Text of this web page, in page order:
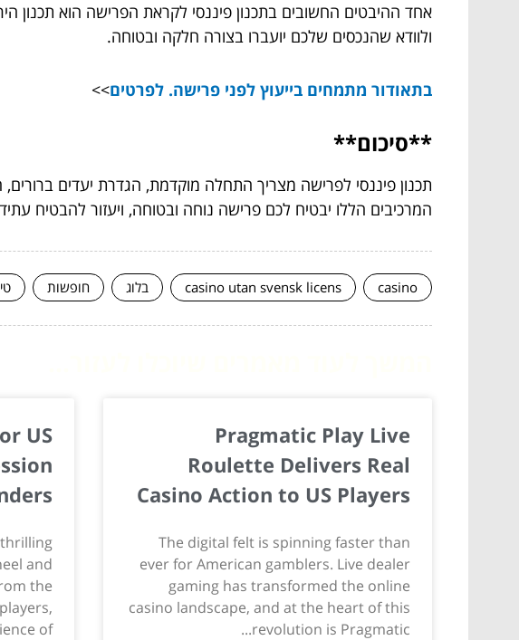
אחד ההיבטים החשובים בתכנון פיננסי לקראת הפרישה הוא תכנון
ולוודא שהנכסים שלכם יועברו בצורה חלקה ובטוחה.
בתאודור מתמחים בייעוץ לפני פרישה. לפרטים>>
**סיכום**
תכנון פיננסי לפרישה מצריך התחלה מוקדמת, הגדרת יעדים ברורים,
המרכיבים הללו יבטיח לכם פרישה נוחה ובטוחה, ויעזור להבטיח
casino
casino utan svensk licens בלוג חופשות
Pragmatic Play Live
Roulette Delivers Real
Casino Action to US Players
The digital felt is spinning faster than
ever for American gamblers. Live dealer
gaming has transformed the online
casino landscape, and at the heart of this
revolution is Pragmatic...
US
and
the
of...